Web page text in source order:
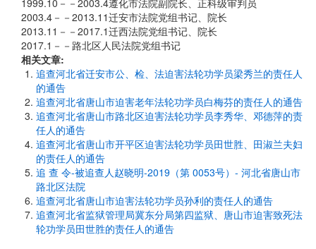
1999.10－－2003.4遵化市法院副院长、正科级审判员
2003.4－－2013.11迁安市法院党组书记、院长
2013.11－－2017.1迁西法院党组书记、院长
2017.1－－路北区人民法院党组书记
相关文章:
追查河北省迁安市公、检、法迫害法轮功学员梁秀兰的责任人
的通告
追查河北省唐山市迫害老年法轮功学员白梅芬的责任人的通告
追查河北省唐山市路北区迫害法轮功学员李秀华、邓德萍的责
任人的通告
追查河北省唐山市开平区迫害法轮功学员田世胜、田淑兰夫妇
的责任人的通告
追 查 令-被追查人赵晓明-2019（第 0053号）- 河北省唐山市
路北区法院
追查河北省唐山市迫害法轮功学员孙利的责任人的通告
追查河北省监狱管理局冀东分局第四监狱、唐山市迫害致死法
轮功学员田世胜的责任人的通告